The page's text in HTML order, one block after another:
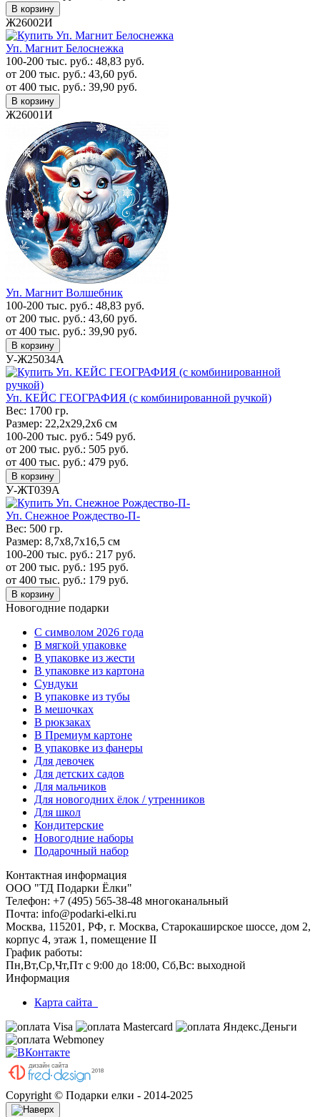
В корзину
Ж26002И
Уп. Магнит Белоснежка
100-200 тыс. руб.: 48,83 руб.
от 200 тыс. руб.: 43,60 руб.
от 400 тыс. руб.: 39,90 руб.
В корзину
Ж26001И
Уп. Магнит Волшебник
100-200 тыс. руб.: 48,83 руб.
от 200 тыс. руб.: 43,60 руб.
от 400 тыс. руб.: 39,90 руб.
В корзину
У-Ж25034А
Уп. КЕЙС ГЕОГРАФИЯ (с комбинированной ручкой)
Вес: 1700 гр.
Размер: 22,2х29,2х6 см
100-200 тыс. руб.: 549 руб.
от 200 тыс. руб.: 505 руб.
от 400 тыс. руб.: 479 руб.
В корзину
У-ЖТ039А
Уп. Cнежное Рождество-П-
Вес: 500 гр.
Размер: 8,7х8,7х16,5 см
100-200 тыс. руб.: 217 руб.
от 200 тыс. руб.: 195 руб.
от 400 тыс. руб.: 179 руб.
В корзину
Новогодние подарки
C символом 2026 года
В мягкой упаковке
В упаковке из жести
В упаковке из картона
Сундуки
В упаковке из тубы
В мешочках
В рюкзаках
В Премиум картоне
В упаковке из фанеры
Для девочек
Для детских садов
Для мальчиков
Для новогодних ёлок / утренников
Для школ
Кондитерские
Новогодние наборы
Подарочный набор
Контактная информация
ООО "ТД Подарки Ёлки"
Телефон: +7 (495) 565-38-48 многоканальный
Почта: info@podarki-elki.ru
Москва, 115201, РФ, г. Москва, Старокаширское шоссе, дом 2,
корпус 4, этаж 1, помещение II
График работы:
Пн,Вт,Ср,Чт,Пт с 9:00 до 18:00, Сб,Вс: выходной
Информация
Карта сайта
Copyright © Подарки елки - 2014-2025